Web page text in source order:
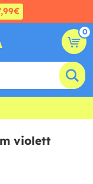
0
violett